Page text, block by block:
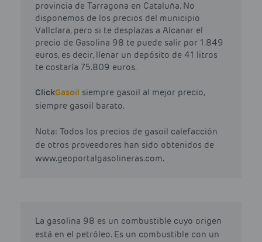
provincia de Tarragona en Cataluña. No
disponemos de los precios del municipio
Vallclara, pero si te desplazas a Alcanar el
precio de Gasolina 98 te puede salir por 1.849
euros, es decir, llenar un depósito de 41 litros
te costaría 75.809 euros.
ClickGasoil siempre gasoil al mejor precio,
siempre gasoil barato.
Nota: Todos los precios de gasoil calefacción
de otros proveedores han sido obtenidos de
www.geoportalgasolineras.com.
La gasolina 98 es un combustible cuyo origen
está en el petróleo. Es un combustible con un